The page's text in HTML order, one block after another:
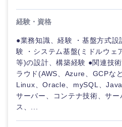
ご希望の職種を選択
経営企
画・事業
すべて
ご希望の職種を選択
経営企画・事業企画
ご希望の業界を選択
商社・卸
エネルギー・資源・環境
ご希望の勤務地を選択
北海道・東北地方
ご希望条件を入力く
希望年収
経験・資格
●業務知識、経験 ・基盤方式
験 ・システム基盤(ミドルウェ
等)の設計、構築経験 ●関連技
ラウド(AWS、Azure、GCPな
Linux、Oracle、mySQL、
サーバー、コンテナ技術、サ
ス、...